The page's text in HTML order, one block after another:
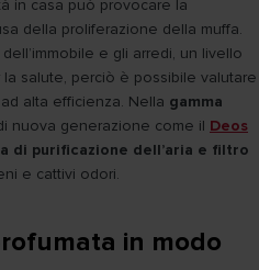
in casa può provocare la
della proliferazione della muffa.
e gli arredi, un livello
salute, perciò è possibile valutare
ad alta efficienza. Nella gamma
nuova generazione come il Deos
di purificazione dell’aria e filtro
e cattivi odori.
in modo